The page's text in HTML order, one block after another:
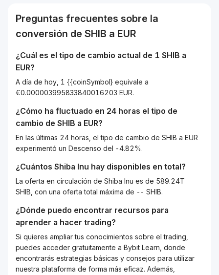
Preguntas frecuentes sobre la
conversión de SHIB a EUR
¿Cuál es el tipo de cambio actual de 1 SHIB a
EUR?
A día de hoy, 1 {{coinSymbol} equivale a
€0.000003995833840016203 EUR.
¿Cómo ha fluctuado en 24 horas el tipo de
cambio de SHIB a EUR?
En las últimas 24 horas, el tipo de cambio de SHIB a EUR
experimentó un Descenso del -4.82%.
¿Cuántos Shiba Inu hay disponibles en total?
La oferta en circulación de Shiba Inu es de 589.24T
SHIB, con una oferta total máxima de -- SHIB.
¿Dónde puedo encontrar recursos para
aprender a hacer trading?
Si quieres ampliar tus conocimientos sobre el trading,
puedes acceder gratuitamente a Bybit Learn, donde
encontrarás estrategias básicas y consejos para utilizar
nuestra plataforma de forma más eficaz. Además,